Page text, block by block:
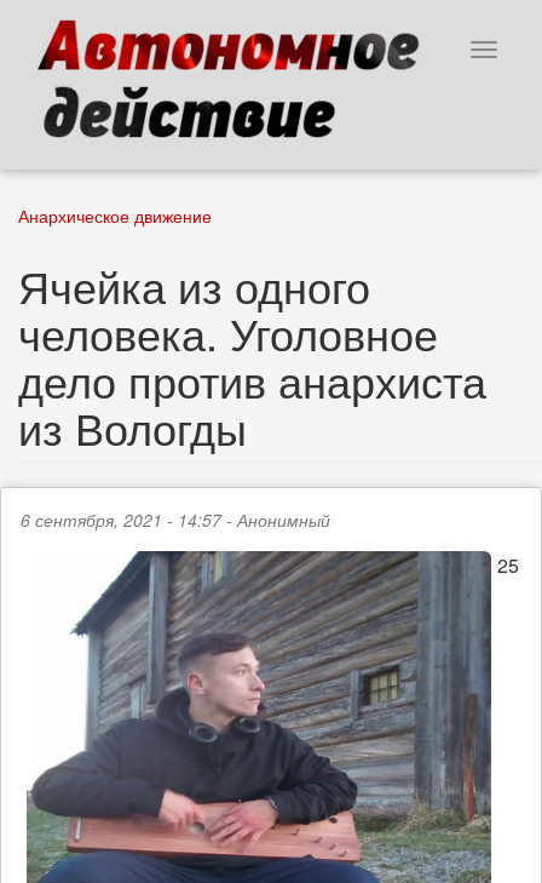
основному
содержанию
Toggle
Анархическое движение
Ячейка из одного
человека. Уголовное
дело против анархиста
из Вологды
6 сентября, 2021 - 14:57 -Анонимный
25